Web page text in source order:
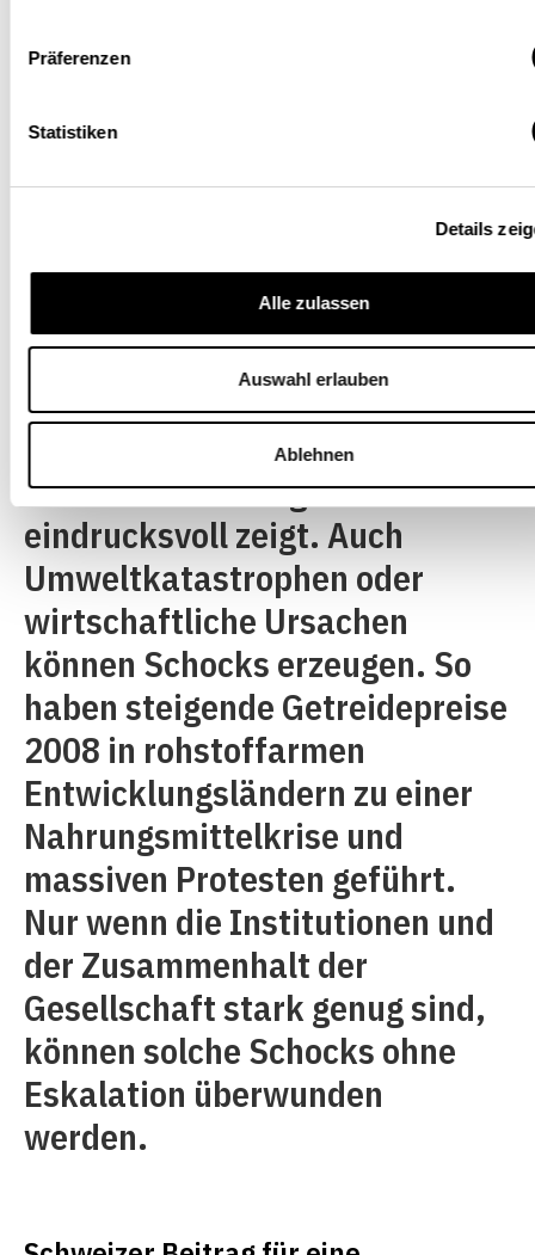
Präferenzen
Statistiken
Details
Alle zulassen
Auswahl erlauben
Ablehnen
Gesellschaftsstrukturen,
mangelnde
Teilhabemöglichkeiten am
politischen Geschehen oder
Unmut gegenüber autoritären
Regimes. Sie können plötzlich
als Krisen oder Schocks zum
Ausbruch kommen, wie der
arabische Frühling
eindrucksvoll zeigt. Auch
Umweltkatastrophen oder
wirtschaftliche Ursachen
können Schocks erzeugen. So
haben steigende Getreidepreise
2008 in rohstoffarmen
Entwicklungsländern zu einer
Nahrungsmittelkrise und
massiven Protesten geführt.
Nur wenn die Institutionen und
der Zusammenhalt der
Gesellschaft stark genug sind,
können solche Schocks ohne
Eskalation überwunden
werden.